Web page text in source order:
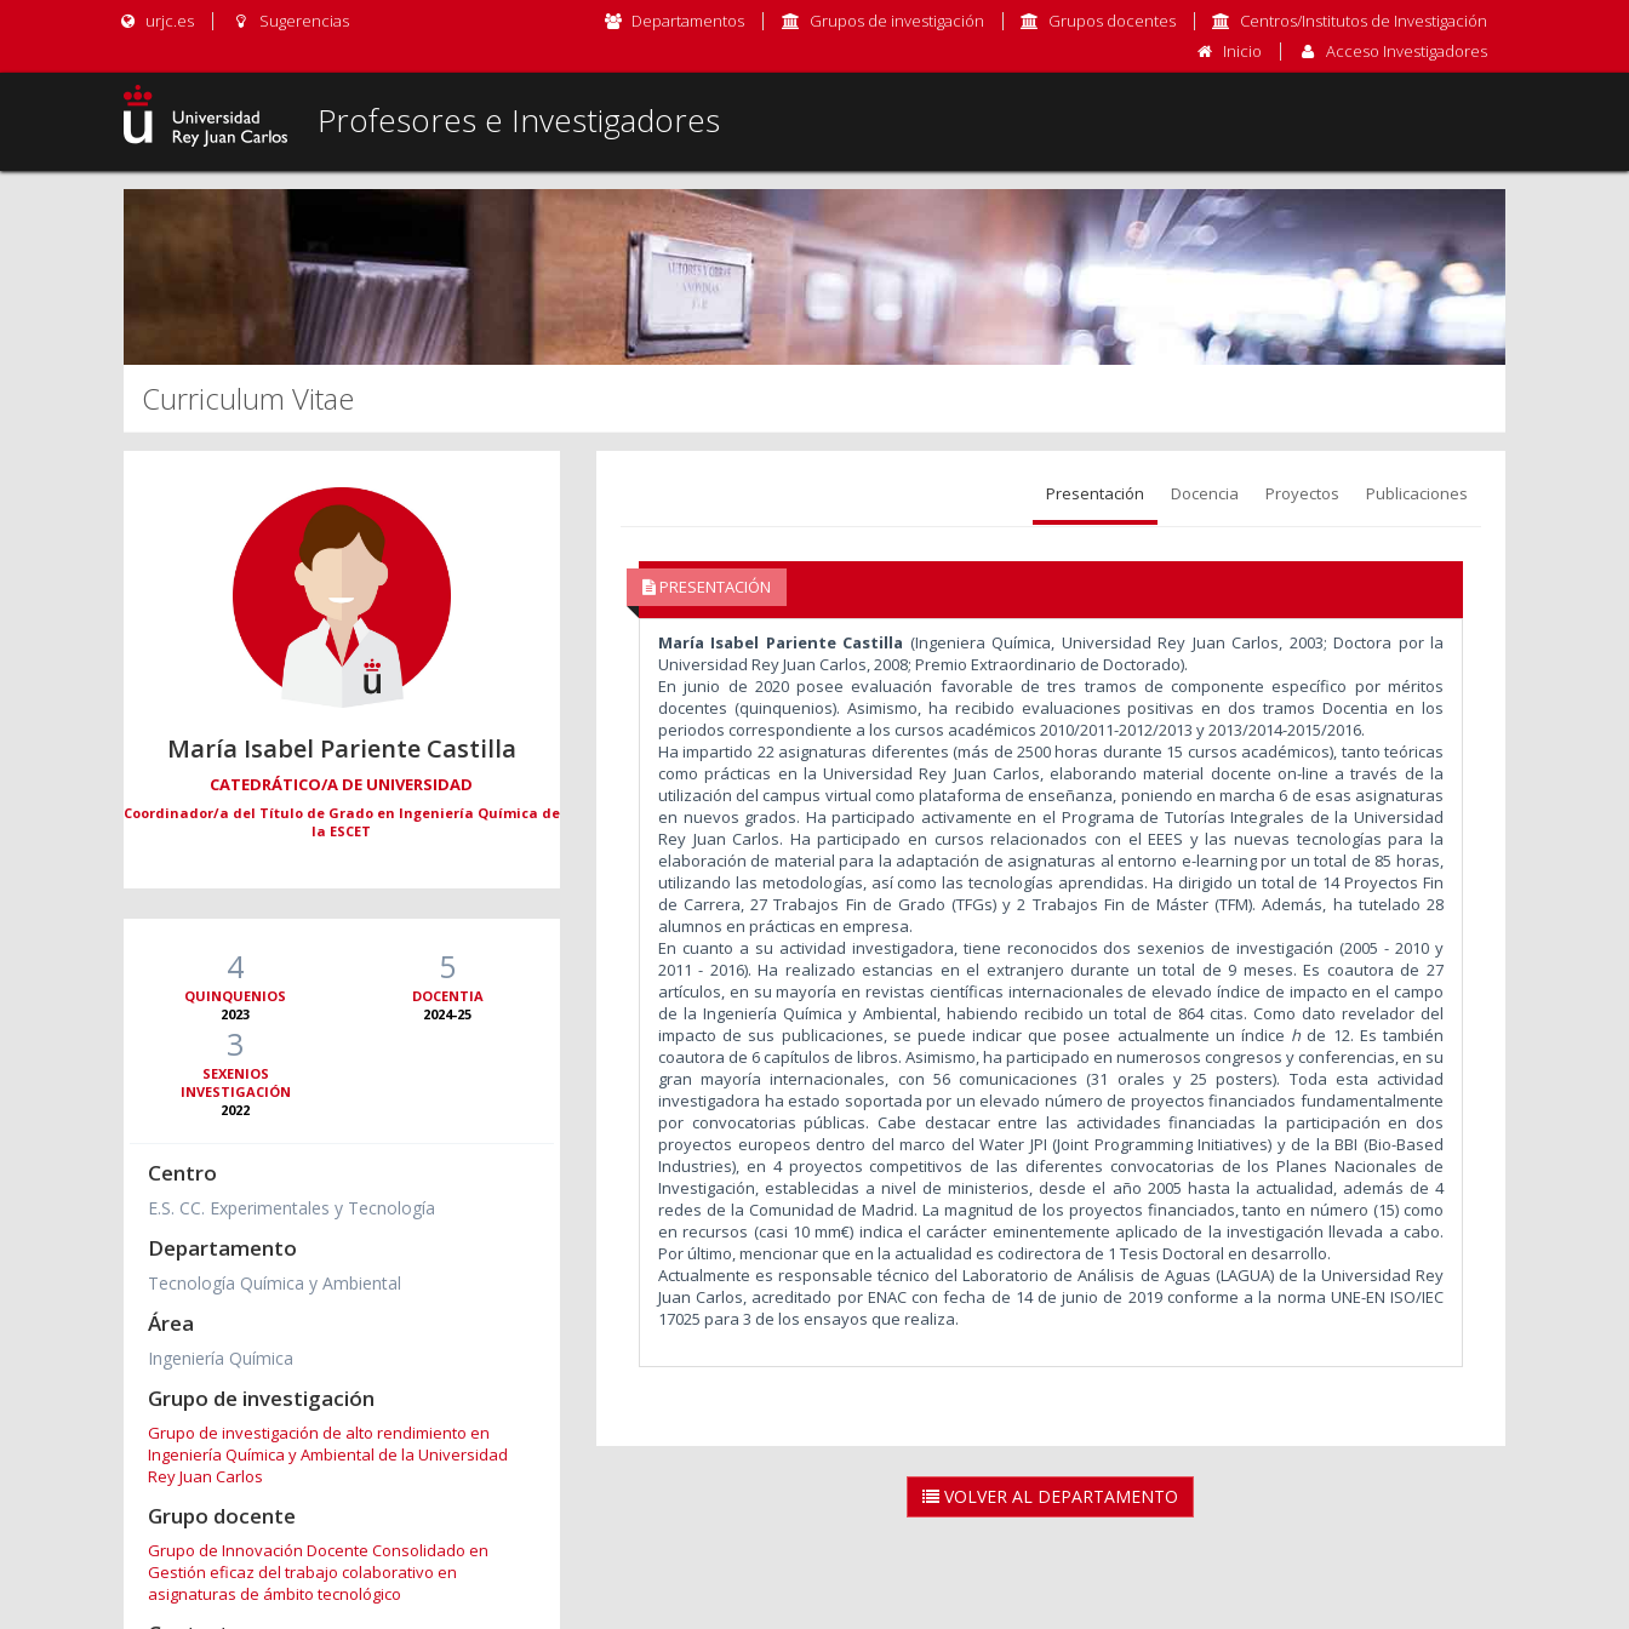
urjc.es Sugerencias Departamentos Grupos de investigación Grupos docentes
Centros/Institutos de Investigación
Inicio
Acceso Investigadores
Profesores e Investigadores
Curriculum Vitae
María Isabel Pariente Castilla
CATEDRÁTICO/A DE UNIVERSIDAD
Coordinador/a del Título de Grado en Ingeniería Química de
la ESCET
4
QUINQUENIOS
2023
5
DOCENTIA
2024-25
3
SEXENIOS
INVESTIGACIÓN
2022
Centro
E.S. CC. Experimentales y Tecnología
Departamento
Tecnología Química y Ambiental
Área
Ingeniería Química
Grupo de investigación
Grupo de investigación de alto rendimiento en
Ingeniería Química y Ambiental de la Universidad
Rey Juan Carlos
Grupo docente
Grupo de Innovación Docente Consolidado en
Gestión eficaz del trabajo colaborativo en
asignaturas de ámbito tecnológico
Presentación Docencia Proyectos Publicaciones
PRESENTACIÓN
María Isabel Pariente Castilla (Ingeniera Química, Universidad Rey Juan Carlos, 2003; Doctora por la
Universidad Rey Juan Carlos, 2008; Premio Extraordinario de Doctorado).
En junio de 2020 posee evaluación favorable de tres tramos de componente específico por méritos
docentes (quinquenios). Asimismo, ha recibido evaluaciones positivas en dos tramos Docentia en los
periodos correspondiente a los cursos académicos 2010/2011-2012/2013 y 2013/2014-2015/2016.
Ha impartido 22 asignaturas diferentes (más de 2500 horas durante 15 cursos académicos), tanto teóricas
como prácticas en la Universidad Rey Juan Carlos, elaborando material docente on-line a través de la
utilización del campus virtual como plataforma de enseñanza, poniendo en marcha 6 de esas asignaturas
en nuevos grados. Ha participado activamente en el Programa de Tutorías Integrales de la Universidad
Rey Juan Carlos. Ha participado en cursos relacionados con el EEES y las nuevas tecnologías para la
elaboración de material para la adaptación de asignaturas al entorno e-learning por un total de 85 horas,
utilizando las metodologías, así como las tecnologías aprendidas. Ha dirigido un total de 14 Proyectos Fin
de Carrera, 27 Trabajos Fin de Grado (TFGs) y 2 Trabajos Fin de Máster (TFM). Además, ha tutelado 28
alumnos en prácticas en empresa.
En cuanto a su actividad investigadora, tiene reconocidos dos sexenios de investigación (2005 - 2010 y
2011 - 2016). Ha realizado estancias en el extranjero durante un total de 9 meses. Es coautora de 27
artículos, en su mayoría en revistas científicas internacionales de elevado índice de impacto en el campo
de la Ingeniería Química y Ambiental, habiendo recibido un total de 864 citas. Como dato revelador del
impacto de sus publicaciones, se puede indicar que posee actualmente un índice hde 12. Es también
coautora de 6 capítulos de libros. Asimismo, ha participado en numerosos congresos y conferencias, en su
gran mayoría internacionales, con 56 comunicaciones (31 orales y 25 posters). Toda esta actividad
investigadora ha estado soportada por un elevado número de proyectos financiados fundamentalmente
por convocatorias públicas. Cabe destacar entre las actividades financiadas la participación en dos
proyectos europeos dentro del marco del Water JPI (Joint Programming Initiatives) y de la BBI (Bio-Based
Industries), en 4 proyectos competitivos de las diferentes convocatorias de los Planes Nacionales de
Investigación, establecidas a nivel de ministerios, desde el año 2005 hasta la actualidad, además de 4
redes de la Comunidad de Madrid. La magnitud de los proyectos financiados, tanto en número (15) como
en recursos (casi 10 mm€) indica el carácter eminentemente aplicado de la investigación llevada a cabo.
Por último, mencionar que en la actualidad es codirectora de 1 Tesis Doctoral en desarrollo.
Actualmente es responsable técnico del Laboratorio de Análisis de Aguas (LAGUA) de la Universidad Rey
Juan Carlos, acreditado por ENAC con fecha de 14 de junio de 2019 conforme a la norma UNE-EN ISO/IEC
17025 para 3 de los ensayos que realiza.
VOLVER AL DEPARTAMENTO